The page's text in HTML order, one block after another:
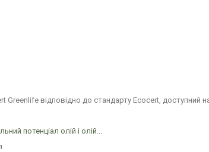
Greenlife відповідно до стандарту Ecocert,
потенціал олій і олій...